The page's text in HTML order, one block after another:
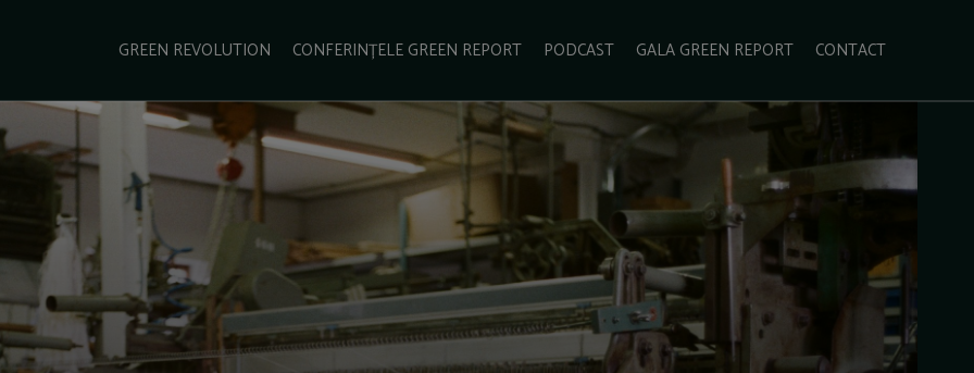
GREEN REVOLUTION CONFERINȚELE GREEN REPORT PODCAST GALA GREEN REPORT CONTACT
SCHIMBĂRI CLIMATICE